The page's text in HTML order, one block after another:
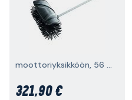
moottoriyksikköön, 56 cm
321,90 €